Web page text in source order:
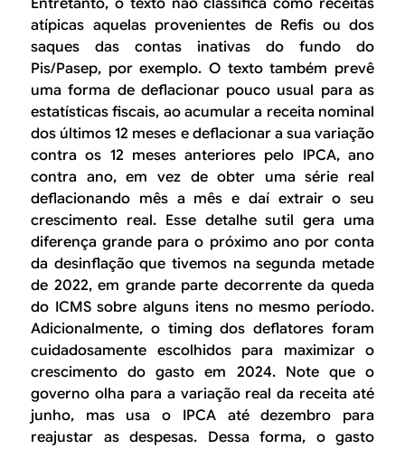
Entretanto, o texto não classifica como receitas
atípicas aquelas provenientes de Refis ou dos
saques das contas inativas do fundo do
Pis/Pasep, por exemplo. O texto também prevê
uma forma de deflacionar pouco usual para as
estatísticas fiscais, ao acumular a receita nominal
dos últimos 12 meses e deflacionar a sua variação
contra os 12 meses anteriores pelo IPCA, ano
contra ano, em vez de obter uma série real
deflacionando mês a mês e daí extrair o seu
crescimento real. Esse detalhe sutil gera uma
diferença grande para o próximo ano por conta
da desinflação que tivemos na segunda metade
de 2022, em grande parte decorrente da queda
do ICMS sobre alguns itens no mesmo período.
Adicionalmente, o timing dos deflatores foram
cuidadosamente escolhidos para maximizar o
crescimento do gasto em 2024. Note que o
governo olha para a variação real da receita até
junho, mas usa o IPCA até dezembro para
reajustar as despesas. Dessa forma, o gasto